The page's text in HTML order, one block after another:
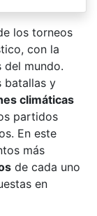
los torneos
con la
mundo.
batallas y
climáticas
partidos
En este
más
de cada uno
en